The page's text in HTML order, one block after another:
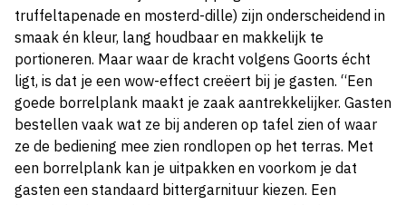
truffeltapenade en mosterd-dille) zijn onderscheidend in
smaak én kleur, lang houdbaar en makkelijk te
portioneren. Maar waar de kracht volgens Goorts écht
ligt, is dat je een wow-effect creëert bij je gasten. “Een
goede borrelplank maakt je zaak aantrekkelijker. Gasten
bestellen vaak wat ze bij anderen op tafel zien of waar
ze de bediening mee zien rondlopen op het terras. Met
een borrelplank kan je uitpakken en voorkom je dat
gasten een standaard bittergarnituur kiezen. Een